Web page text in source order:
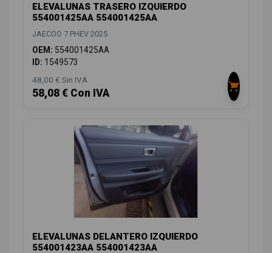
ELEVALUNAS TRASERO IZQUIERDO
554001425AA 554001425AA
JAECOO 7 PHEV 2025
OEM: 554001425AA
ID: 1549573
48,00 € Sin IVA
58,08 € Con IVA
ELEVALUNAS DELANTERO IZQUIERDO
554001423AA 554001423AA